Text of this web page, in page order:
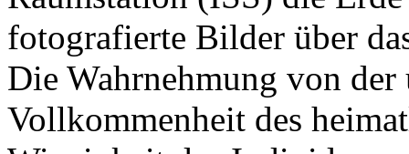
fotografierte Bilder über
Die Wahrnehmung von
Vollkommenheit des